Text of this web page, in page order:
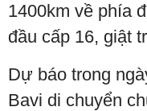
1400km về phía
đầu cấp 16, giật
Dự báo trong
Bavi di chuyển